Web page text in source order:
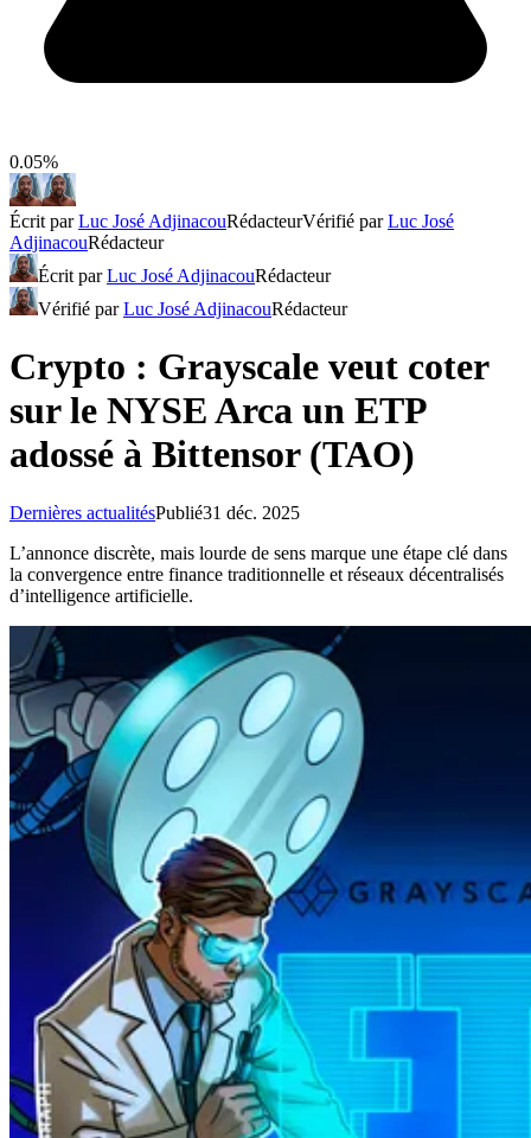
0.05%
Écrit parLuc José AdjinacouRédacteurVérifié parLuc José
AdjinacouRédacteur
Écrit parLuc José AdjinacouRédacteur
Vérifié parLuc José AdjinacouRédacteur
Crypto : Grayscale veut coter
sur le NYSE Arca un ETP
adossé à Bittensor (TAO)
Dernières actualitésPublié31 déc. 2025
L’annonce discrète, mais lourde de sens marque une étape clé dans
la convergence entre finance traditionnelle et réseaux décentralisés
d’intelligence artificielle.